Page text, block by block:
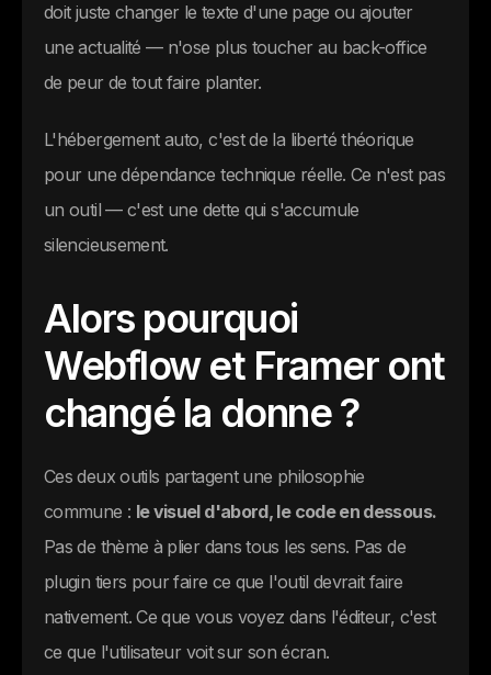
doit juste changer le texte d'une page ou ajouter
une actualité — n'ose plus toucher au back-office
de peur de tout faire planter.
L'hébergement auto, c'est de la liberté théorique
pour une dépendance technique réelle. Ce n'est pas
un outil — c'est une dette qui s'accumule
silencieusement.
Alors pourquoi
Webflow et Framer ont
changé la donne ?
Ces deux outils partagent une philosophie
commune : le visuel d'abord, le code en dessous.
Pas de thème à plier dans tous les sens. Pas de
plugin tiers pour faire ce que l'outil devrait faire
nativement. Ce que vous voyez dans l'éditeur, c'est
ce que l'utilisateur voit sur son écran.